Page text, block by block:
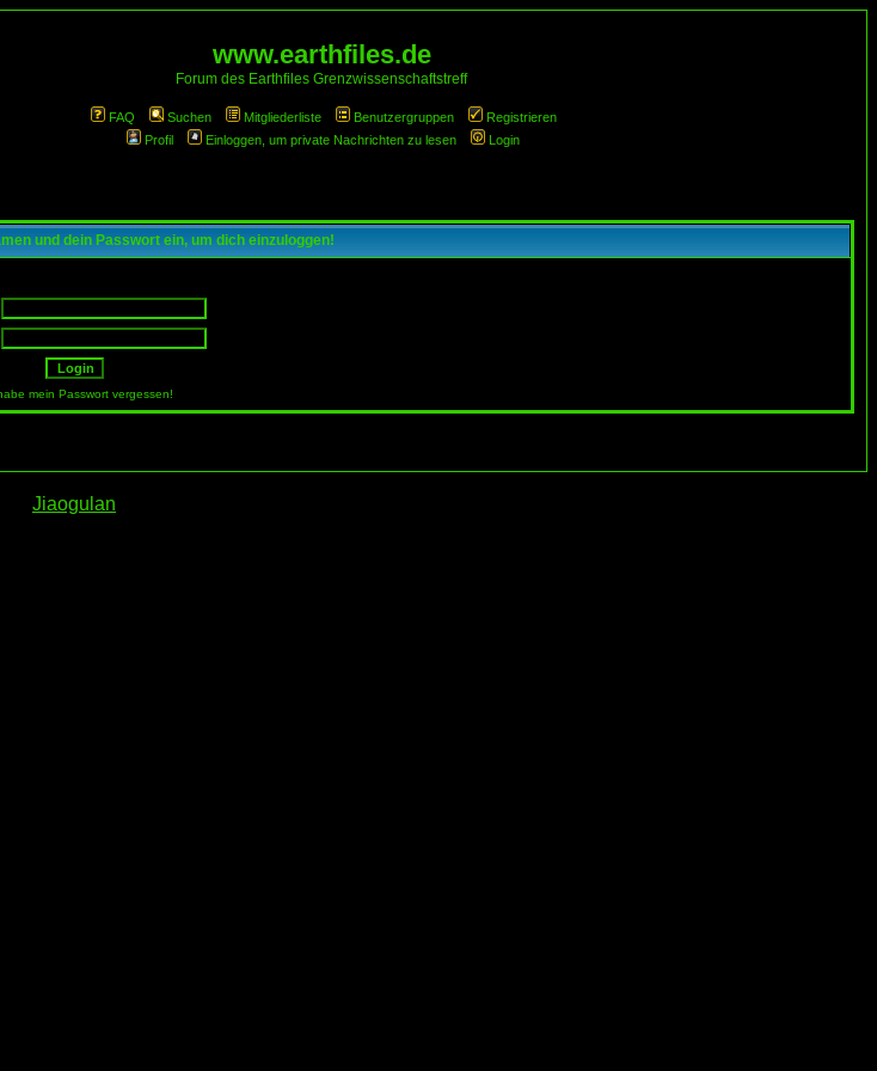
www.earthfiles.de
Forum des Earthfiles Grenzwissenschaftstreff
FAQ Suchen Mitgliederliste Benutzergruppen
Registrieren
Profil
Einloggen, um private Nachrichten zu lesen Login
und dein Passwort ein, um dich einzuloggen!
mein Passwort vergessen!
Jiaogulan